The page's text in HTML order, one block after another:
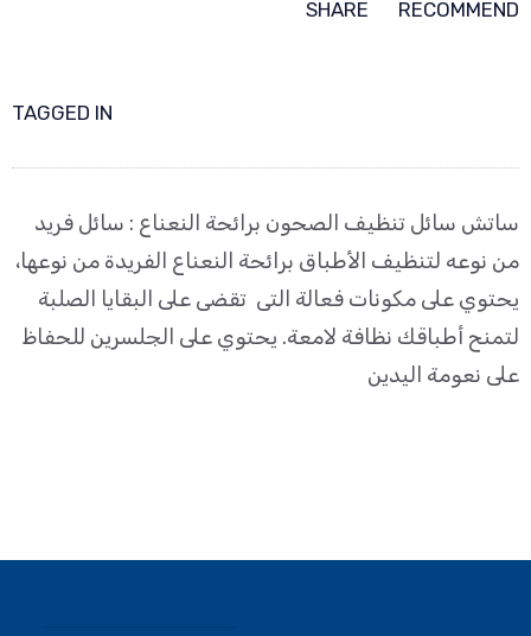
RECOMMEND
SHARE
TAGGED IN
ساتش سائل تنظيف الصحون برائحة النعناع : سائل فريد
من نوعه لتنظيف الأطباق برائحة النعناع الفريدة من نوعها،
يحتوي على مكونات فعالة التى تقضى على البقايا الصلبة
لتمنح أطباقك نظافة لامعة. يحتوي على الجلسرين للحفاظ
على نعومة اليدين